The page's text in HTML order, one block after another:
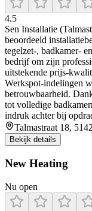
4.5
Sen Installatie
beoordeeld
tegelzet-, badkamer-
bedrijf om zijn
uitstekende
Werkspot-indelingen
betrouwbaarheid.
tot volledige
indruk achter bij
Talmastraat 18,
Bekijk details
New Heating
Nu open